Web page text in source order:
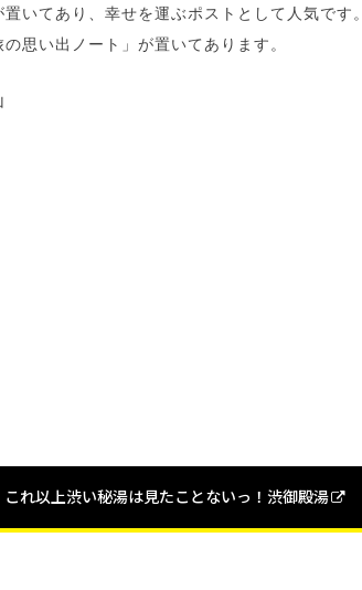
いてあり、幸せを運ぶポストとして人気です。
思い出ノート」が置いてあります。
これ以上渋い秘湯は見たことないっ！渋御殿湯